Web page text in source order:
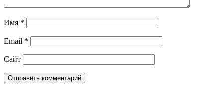
Имя *
Email *
Сайт